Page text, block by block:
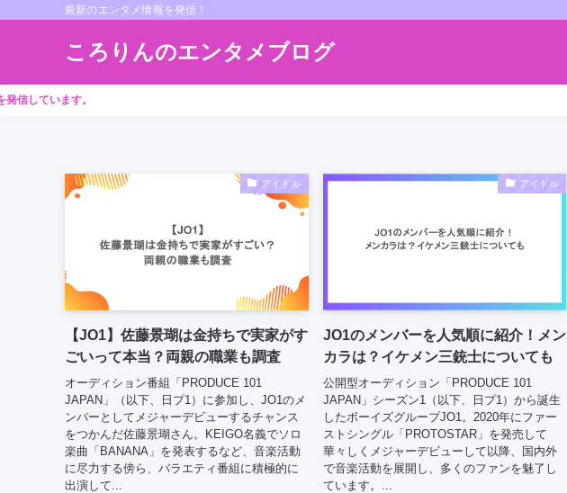
最新のエンタメ情報を発信！
ころりんのエンタメブログ
ます。
アイドル
【JO1】佐藤景瑚は金持ちで実家がす
ごいって本当？両親の職業も調査
オーディション番組「PRODUCE 101
JAPAN」（以下、日プ1）に参加し、JO1のメ
ンバーとしてメジャーデビューするチャンス
をつかんだ佐藤景瑚さん。KEIGO名義でソロ
楽曲「BANANA」を発表するなど、音楽活動
に尽力する傍ら、バラエティ番組に積極的に
出演して...
アイドル
JO1のメンバーを人気順に紹介！メン
カラは？イケメン三銃士についても
公開型オーディション「PRODUCE 101
JAPAN」シーズン1（以下、日プ1）から誕生
したボーイズグループJO1。2020年にファー
ストシングル「PROTOSTAR」を発売して
華々しくメジャーデビューして以降、国内外
で音楽活動を展開し、多くのファンを魅了し
ています。...